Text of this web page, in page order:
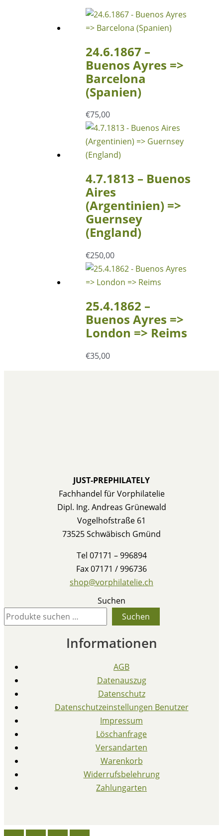
24.6.1867 –
Buenos Ayres =>
Barcelona
(Spanien)
€75,00
4.7.1813 – Buenos
Aires
(Argentinien) =>
Guernsey
(England)
€250,00
25.4.1862 –
Buenos Ayres =>
London => Reims
€35,00
JUST-PREPHILATELY
Fachhandel für Vorphilatelie
Dipl. Ing. Andreas Grünewald
Vogelhofstraße 61
73525 Schwäbisch Gmünd
Tel 07171 – 996894
Fax 07171 / 996736
shop@vorphilatelie.ch
Suchen
Suchen
Informationen
AGB
Datenauszug
Datenschutz
Datenschutzeinstellungen Benutzer
Impressum
Löschanfrage
Versandarten
Warenkorb
Widerrufsbelehrung
Zahlungarten